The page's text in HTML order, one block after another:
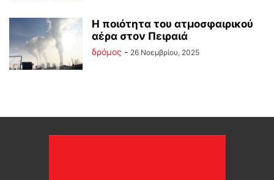
Η ποιότητα του ατμοσφαιρικού
αέρα στον Πειραιά
δρόμος - 26 Νοεμβρίου, 2025